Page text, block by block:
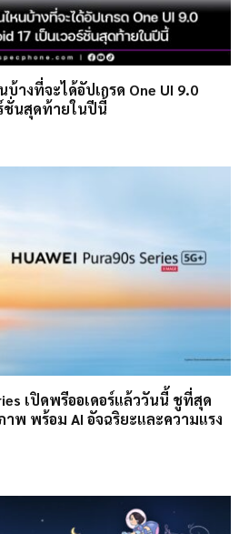
างที่จะได้อัปเกรด One UI 9.0
ชั่นสุดท้ายในปีนี้
เปิดพรีออเดอร์แล้ววันนี้ ชูที่สุด
พ พร้อม AI อัจฉริยะและความแรง